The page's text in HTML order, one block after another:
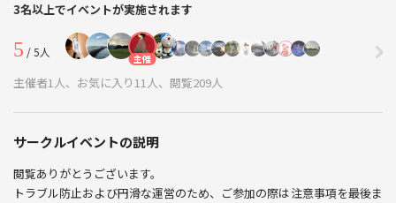
3名以上でイベントが実施されます
5 / 5人 主催
主催者1人、お気に入り11人、閲覧209人
サークルイベントの説明
閲覧ありがとうございます。
トラブル防止および円滑な運営のため、ご参加の際は注意事項を最後ま